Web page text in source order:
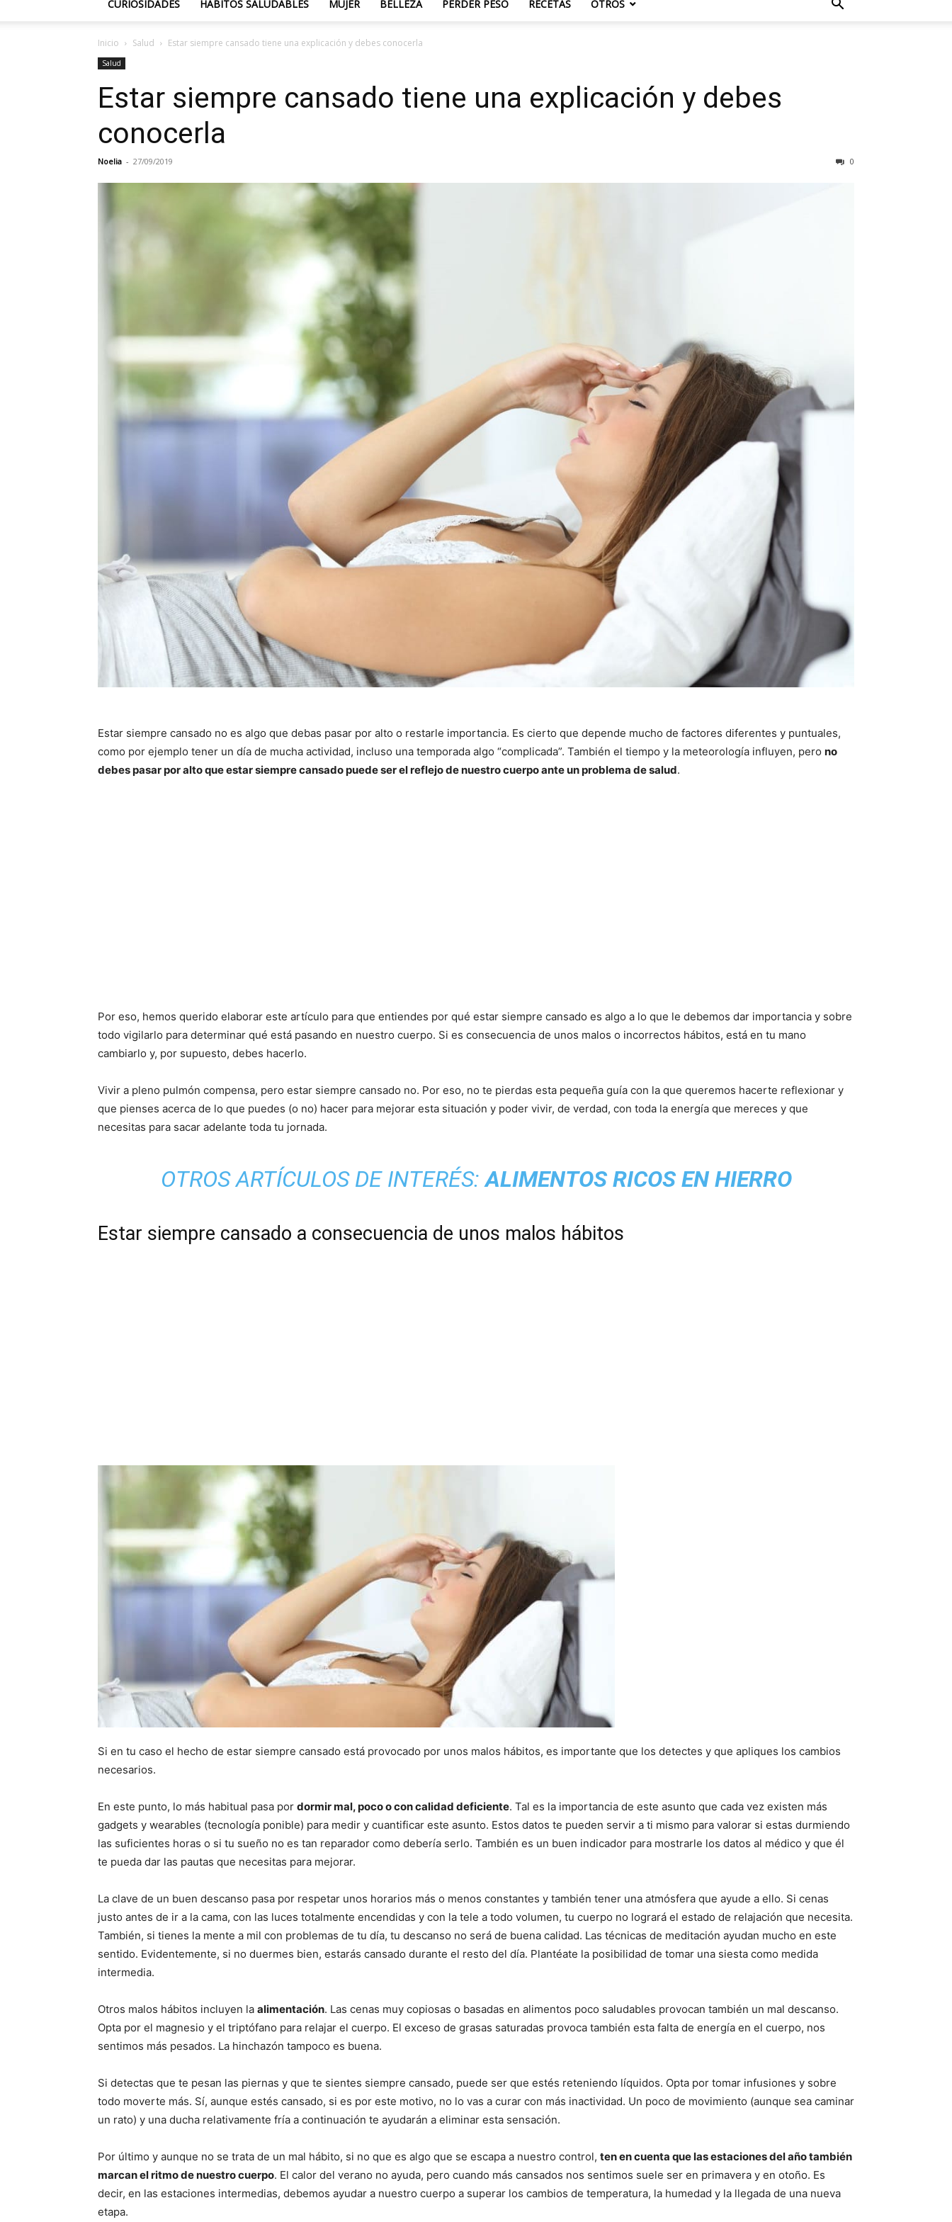
CURIOSIDADES HÁBITOS SALUDABLES MUJER BELLEZA PERDER PESO RECETAS OTROS
Inicio Salud Estar siempre cansado tiene una explicación y debes conocerla
Salud
Estar siempre cansado tiene una explicación y debes
conocerla
Noelia - 27/09/2019 0
Estar siempre cansado no es algo que debas pasar por alto o restarle importancia. Es cierto que depende mucho de factores diferentes y puntuales,
como por ejemplo tener un día de mucha actividad, incluso una temporada algo “complicada”. También el tiempo y la meteorología influyen, pero no
debes pasar por alto que estar siempre cansado puede ser el reflejo de nuestro cuerpo ante un problema de salud.
Por eso, hemos querido elaborar este artículo para que entiendes por qué estar siempre cansado es algo a lo que le debemos dar importancia y sobre
todo vigilarlo para determinar qué está pasando en nuestro cuerpo. Si es consecuencia de unos malos o incorrectos hábitos, está en tu mano
cambiarlo y, por supuesto, debes hacerlo.
Vivir a pleno pulmón compensa, pero estar siempre cansado no. Por eso, no te pierdas esta pequeña guía con la que queremos hacerte reflexionar y
que pienses acerca de lo que puedes (o no) hacer para mejorar esta situación y poder vivir, de verdad, con toda la energía que mereces y que
necesitas para sacar adelante toda tu jornada.
OTROS ARTÍCULOS DE INTERÉS:ALIMENTOS RICOS EN HIERRO
Estar siempre cansado a consecuencia de unos malos hábitos
Si en tu caso el hecho de estar siempre cansado está provocado por unos malos hábitos, es importante que los detectes y que apliques los cambios
necesarios.
En este punto, lo más habitual pasa por dormir mal, poco o con calidad deficiente. Tal es la importancia de este asunto que cada vez existen más
gadgets y wearables (tecnología ponible) para medir y cuantificar este asunto. Estos datos te pueden servir a ti mismo para valorar si estas durmiendo
las suficientes horas o si tu sueño no es tan reparador como debería serlo. También es un buen indicador para mostrarle los datos al médico y que él
te pueda dar las pautas que necesitas para mejorar.
La clave de un buen descanso pasa por respetar unos horarios más o menos constantes y también tener una atmósfera que ayude a ello. Si cenas
justo antes de ir a la cama, con las luces totalmente encendidas y con la tele a todo volumen, tu cuerpo no logrará el estado de relajación que necesita.
También, si tienes la mente a mil con problemas de tu día, tu descanso no será de buena calidad. Las técnicas de meditación ayudan mucho en este
sentido. Evidentemente, si no duermes bien, estarás cansado durante el resto del día. Plantéate la posibilidad de tomar una siesta como medida
intermedia.
Otros malos hábitos incluyen la alimentación. Las cenas muy copiosas o basadas en alimentos poco saludables provocan también un mal descanso.
Opta por el magnesio y el triptófano para relajar el cuerpo. El exceso de grasas saturadas provoca también esta falta de energía en el cuerpo, nos
sentimos más pesados. La hinchazón tampoco es buena.
Si detectas que te pesan las piernas y que te sientes siempre cansado, puede ser que estés reteniendo líquidos. Opta por tomar infusiones y sobre
todo moverte más. Sí, aunque estés cansado, si es por este motivo, no lo vas a curar con más inactividad. Un poco de movimiento (aunque sea caminar
un rato) y una ducha relativamente fría a continuación te ayudarán a eliminar esta sensación.
Por último y aunque no se trata de un mal hábito, si no que es algo que se escapa a nuestro control, ten en cuenta que las estaciones del año también
marcan el ritmo de nuestro cuerpo. El calor del verano no ayuda, pero cuando más cansados nos sentimos suele ser en primavera y en otoño. Es
decir, en las estaciones intermedias, debemos ayudar a nuestro cuerpo a superar los cambios de temperatura, la humedad y la llegada de una nueva
etapa.